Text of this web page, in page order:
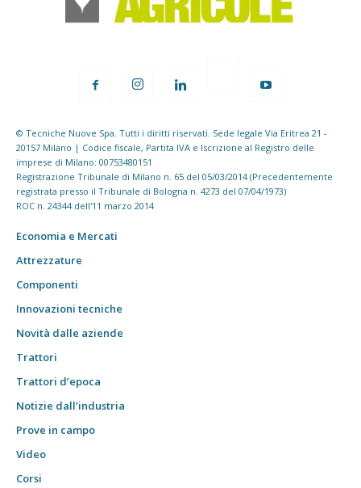
© Tecniche Nuove Spa. Tutti i diritti riservati. Sede legale Via Eritrea 21 -
20157 Milano | Codice fiscale, Partita IVA e Iscrizione al Registro delle
imprese di Milano: 00753480151
Registrazione Tribunale di Milano n. 65 del 05/03/2014 (Precedentemente
registrata presso il Tribunale di Bologna n. 4273 del 07/04/1973)
ROC n. 24344 dell'11 marzo 2014
Economia e Mercati
Attrezzature
Componenti
Innovazioni tecniche
Novità dalle aziende
Trattori
Trattori d’epoca
Notizie dall’industria
Prove in campo
Video
Corsi